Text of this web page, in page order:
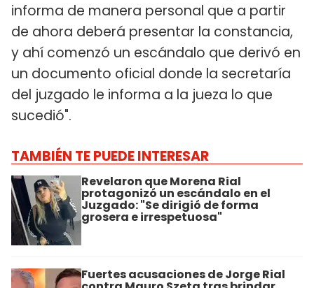
informa de manera personal que a partir
de ahora deberá presentar la constancia,
y ahí comenzó un escándalo que derivó en
un documento oficial donde la secretaría
del juzgado le informa a la jueza lo que
sucedió".
TAMBIÉN TE PUEDE INTERESAR
Revelaron que Morena Rial
protagonizó un escándalo en el
Juzgado: "Se dirigió de forma
grosera e irrespetuosa"
Fuertes acusaciones de Jorge Rial